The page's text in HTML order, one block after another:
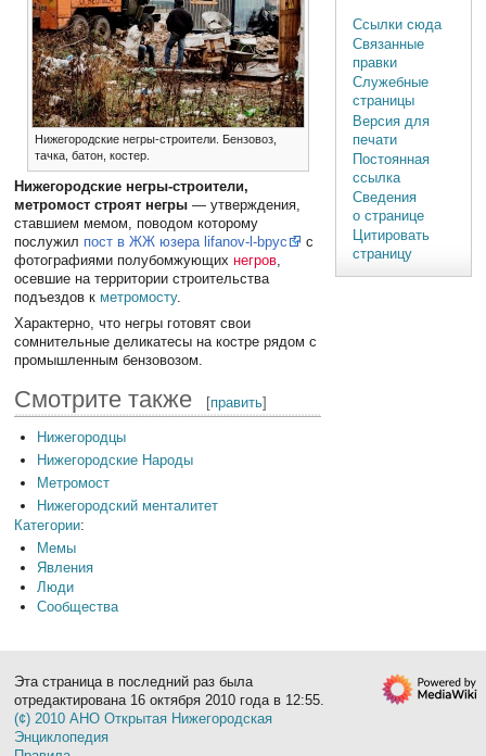
Нижегородские негры-строители. Бензовоз,
тачка, батон, костер.
Нижегородские негры-строители,
метромост строят негры — утверждения,
ставшием мемом, поводом которому
послужил пост в ЖЖ юзера lifanov-l-bpyc
с
фотографиями полубомжующихнегров,
осевшие на территории строительства
подъездов к метромосту.
Характерно, что негры готовят свои
сомнительные деликатесы на костре рядом с
промышленным бензовозом.
Смотрите также [править]
Нижегородцы
Нижегородские Народы
Метромост
Нижегородский менталитет
Категории:
Мемы
Явления
Люди
Сообщества
Ссылки сюда
Связанные
правки
Служебные
страницы
Версия для
печати
Постоянная
ссылка
Сведения
о странице
Цитировать
страницу
Эта страница в последний раз была
отредактирована 16 октября 2010 года в 12:55.
(¢) 2010 АНО Открытая Нижегородская
Энциклопедия